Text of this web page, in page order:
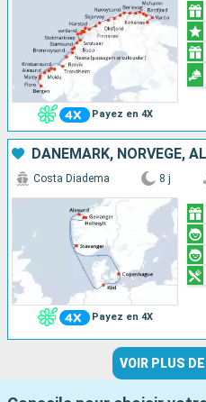
Payez en 4X
DANEMARK, NORVÈGE,
Payez en 4X
Costa Diadema 8 j
VOIR PLUS